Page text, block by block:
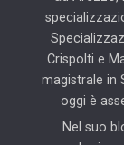
Crispolti e
magistrale in
oggi è
Nel suo